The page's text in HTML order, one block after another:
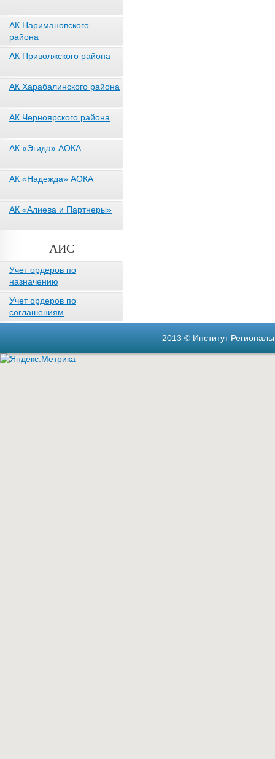
АК Наримановского
района
АК Приволжского района
АК Харабалинского района
АК Черноярского района
АК «Эгида» АОКА
АК «Надежда» АОКА
АК «Алиева и Партнеры»
АИС
Учет ордеров по
назначению
Учет ордеров по
соглашениям
2013 © Институт